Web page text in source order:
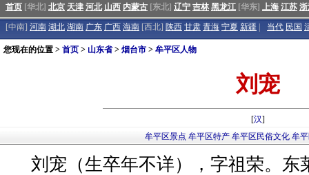
首页 [华北] 北京 天津 河北 山西 内蒙古 [东北] 辽宁 吉林 黑龙江 [华东] 上海 江苏
[中南] 河南 湖北 湖南 广东 广西 海南 [西北] 陕西 甘肃 青海 宁夏 新疆 当代 民国
您现在的位置 > 首页 > 山东省> 烟台市 > 牟平区人物
刘宠
[汉]
牟平区景点 牟平区特产 牟平区民俗文化 牟
刘宠（生卒年不详），字祖荣。东